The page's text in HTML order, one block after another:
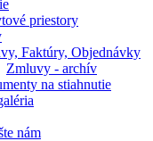
priestory
Faktúry, Objednávky
Zmluvy - archív
na stiahnutie
nám